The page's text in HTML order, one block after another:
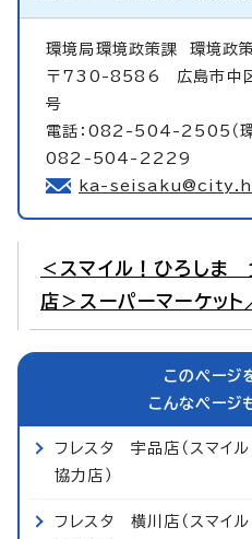
環境局環境政策課 環境政
〒730-8586 広島市中
号
電話：082-504-2505（環
082-504-2229
ka-
＜スマイル！ひろしま
店＞スーパーマーケッ
このページ
こんなページ
フレスタ 宇品店（スマイ
協力店）
フレスタ 横川店（スマイ